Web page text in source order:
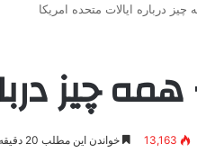
درباره ایالات متحده امریکا
چیز
13,163 خواندن این مطلب 20 دقیقه زمان میبرد